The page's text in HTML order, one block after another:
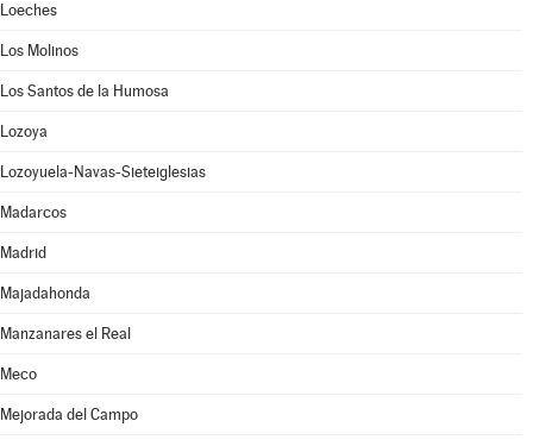
Loeches
Los Molinos
Los Santos de la Humosa
Lozoya
Lozoyuela-Navas-Sieteiglesias
Madarcos
Madrid
Majadahonda
Manzanares el Real
Meco
Mejorada del Campo